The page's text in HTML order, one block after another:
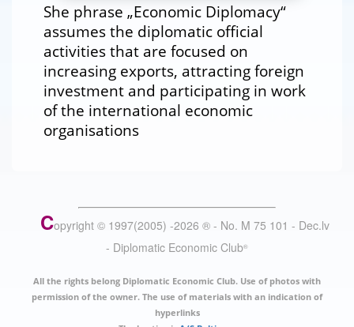
She phrase „Economic Diplomacy“
assumes the diplomatic official
activities that are focused on
increasing exports, attracting foreign
investment and participating in work
of the international economic
organisations
Copyright © 1997(2005) -2026 ® - No. M 75 101 - Dec.lv
- Diplomatic Economic Club®
All the rights belong Diplomatic Economic Club. Use of photos with
permission of the owner. The use of materials with an indication of
hyperlinks